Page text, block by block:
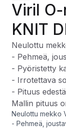
Viril O-
KNIT
Neulottu
- Pehmeä,
- Pyöristetty
- Irrotettava
- Pituus
Mallin pituus
Neulottu mekko
- Pehmeä,